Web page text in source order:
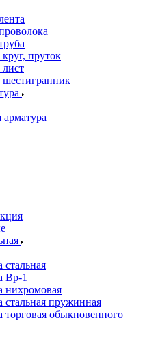
пруток
Вр-1
нихромовая
стальная пружинная
торговая обыкновенного